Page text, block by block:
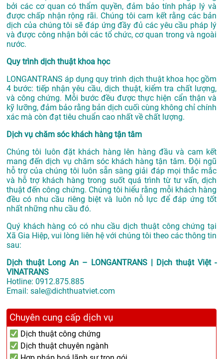
bởi các cơ quan có thẩm quyền, đảm bảo tính pháp lý và
được chấp nhận rộng rãi. Chúng tôi cam kết rằng các bản
dịch của chúng tôi sẽ đáp ứng đầy đủ các yêu cầu pháp lý
và được công nhận bởi các tổ chức, cơ quan trong và ngoài
nước.
Quy trình dịch thuật khoa học
LONGANTRANS áp dụng quy trình dịch thuật khoa học gồm
4 bước: tiếp nhận yêu cầu, dịch thuật, kiểm tra chất lượng,
và công chứng. Mỗi bước đều được thực hiện cẩn thận và
kỹ lưỡng, đảm bảo rằng bản dịch cuối cùng không chỉ chính
xác mà còn đạt tiêu chuẩn cao nhất về chất lượng.
Dịch vụ chăm sóc khách hàng tận tâm
Chúng tôi luôn đặt khách hàng lên hàng đầu và cam kết
mang đến dịch vụ chăm sóc khách hàng tận tâm. Đội ngũ
hỗ trợ của chúng tôi luôn sẵn sàng giải đáp mọi thắc mắc
và hỗ trợ khách hàng trong suốt quá trình từ tư vấn, dịch
thuật đến công chứng. Chúng tôi hiểu rằng mỗi khách hàng
đều có nhu cầu riêng biệt và luôn nỗ lực để đáp ứng tốt
nhất những nhu cầu đó.
Quý khách hàng có có nhu cầu dịch thuật công chứng tại
Xã Gia Hiệp, vui lòng liên hệ với chúng tôi theo các thông tin
sau:
Dịch thuật Long An – LONGANTRANS | Dịch thuật Việt -
VINATRANS
Hotline: 0912.875.885
Email: sale@dichthuatviet.com
Chuyên cung cấp dịch vụ
Dịch thuật công chứng
Dịch thuật chuyên ngành